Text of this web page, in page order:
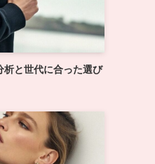
と世代に合った選び